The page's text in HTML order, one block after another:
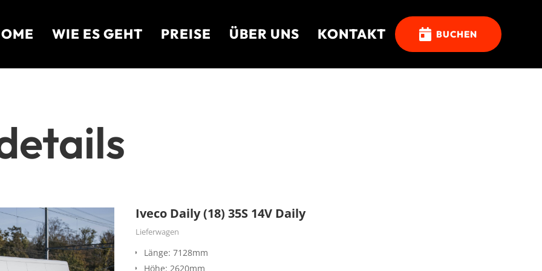
WIE ES GEHT PREISE ÜBER UNS KONTAKT  BUCHEN
Iveco Daily (18) 35S 14V Daily
Lieferwagen
Länge: 7128mm
Höhe: 2620mm